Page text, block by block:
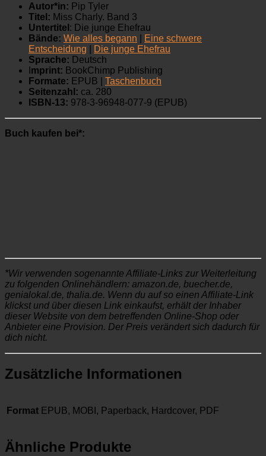
Autor*in: Pip Tyler
Titel: Miss Charly. Band 3
Untertitel : Die junge Ehefrau
Bände: Wie alles begann
Eine schwere
Entscheidung
Die junge Ehefrau
Sprache: Deutsch
mprint: BookChimp Publishing
Formate: EPUB | Taschenbuch
Seitenzahl: ca. 280
ISBN-13: 978-3-96948-077-9 (EPUB)
Buch kaufen bei*:
*Wir verwenden sogenannte Affiliate-Links zur Weiterleitung
zu folgenden Onlinehändlern: amazon.de, buecher.de,
genialokal.de, thalia.de. Wenn du auf so einen Affiliate-Link
klickst und über diesen Link einkaufst, erhält der Inhaber
dieser Website von dem betreffenden Online-Shop oder
Anbieter eine Provision. Der Preis verändert sich dadurch für
dich nicht.
Zusätzliche Informationen
Format EPUB, MOBI, Paperback, Hardcover, PDF
Ähnliche Produkte